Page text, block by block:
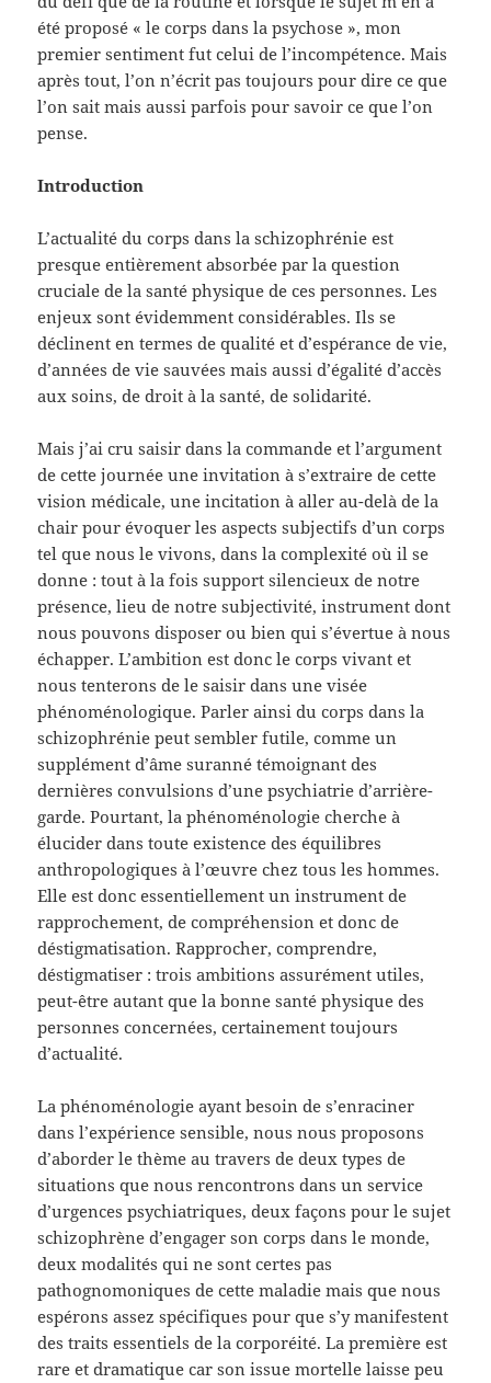
été proposé « le corps dans la psychose », mon
premier sentiment fut celui de l’incompétence. Mais
après tout, l’on n’écrit pas toujours pour dire ce que
l’on sait mais aussi parfois pour savoir ce que l’on
pense.
Introduction
L’actualité du corps dans la schizophrénie est
presque entièrement absorbée par la question
cruciale de la santé physique de ces personnes. Les
enjeux sont évidemment considérables. Ils se
déclinent en termes de qualité et d’espérance de vie,
d’années de vie sauvées mais aussi d’égalité d’accès
aux soins, de droit à la santé, de solidarité.
Mais j’ai cru saisir dans la commande et l’argument
de cette journée une invitation à s’extraire de cette
vision médicale, une incitation à aller au-delà de la
chair pour évoquer les aspects subjectifs d’un corps
tel que nous le vivons, dans la complexité où il se
donne : tout à la fois support silencieux de notre
présence, lieu de notre subjectivité, instrument dont
nous pouvons disposer ou bien qui s’évertue à nous
échapper. L’ambition est donc le corps vivant et
nous tenterons de le saisir dans une visée
phénoménologique. Parler ainsi du corps dans la
schizophrénie peut sembler futile, comme un
supplément d’âme suranné témoignant des
dernières convulsions d’une psychiatrie d’arrière-
garde. Pourtant, la phénoménologie cherche à
élucider dans toute existence des équilibres
anthropologiques à l’œuvre chez tous les hommes.
Elle est donc essentiellement un instrument de
rapprochement, de compréhension et donc de
déstigmatisation. Rapprocher, comprendre,
déstigmatiser : trois ambitions assurément utiles,
peut-être autant que la bonne santé physique des
personnes concernées, certainement toujours
d’actualité.
La phénoménologie ayant besoin de s’enraciner
dans l’expérience sensible, nous nous proposons
d’aborder le thème au travers de deux types de
situations que nous rencontrons dans un service
d’urgences psychiatriques, deux façons pour le sujet
schizophrène d’engager son corps dans le monde,
deux modalités qui ne sont certes pas
pathognomoniques de cette maladie mais que nous
espérons assez spécifiques pour que s’y manifestent
des traits essentiels de la corporéité. La première est
rare et dramatique car son issue mortelle laisse peu